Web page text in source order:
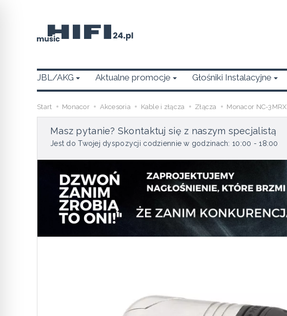
JBL/AKG Aktualne promocje Głośniki Instalacyjne
Start Monacor Akcesoria Kable i złącza Złącza Monacor NC-3MRX
Masz pytanie? Skontaktuj się z naszym specjalistą
Jest do Twojej dyspozycji codziennie w godzinach: 10:00 - 18:00